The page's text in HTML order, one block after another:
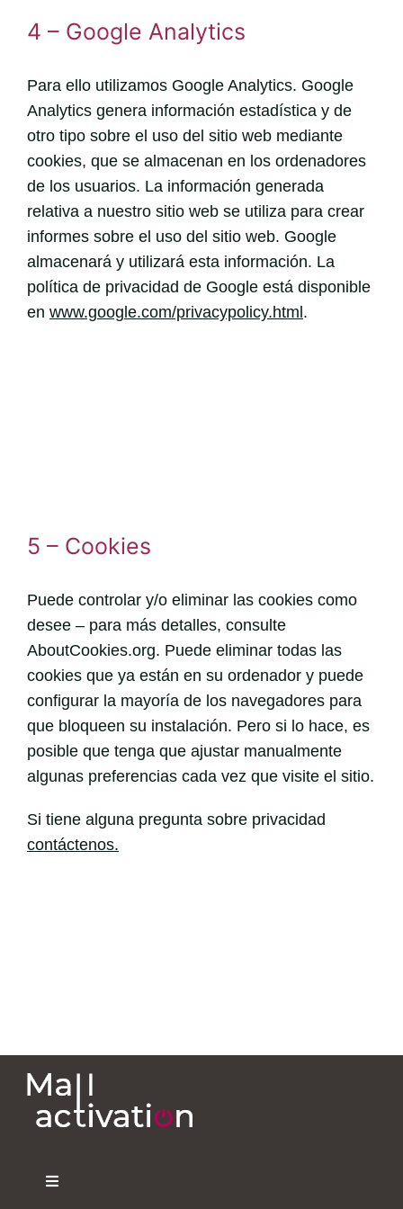
4 – Google Analytics
Para ello utilizamos Google Analytics. Google
Analytics genera información estadística y de
otro tipo sobre el uso del sitio web mediante
cookies, que se almacenan en los ordenadores
de los usuarios. La información generada
relativa a nuestro sitio web se utiliza para crear
informes sobre el uso del sitio web. Google
almacenará y utilizará esta información. La
política de privacidad de Google está disponible
en www.google.com/privacypolicy.html.
5 – Cookies
Puede controlar y/o eliminar las cookies como
desee – para más detalles, consulte
AboutCookies.org. Puede eliminar todas las
cookies que ya están en su ordenador y puede
configurar la mayoría de los navegadores para
que bloqueen su instalación. Pero si lo hace, es
posible que tenga que ajustar manualmente
algunas preferencias cada vez que visite el sitio.
Si tiene alguna pregunta sobre privacidad
contáctenos.
Toggle